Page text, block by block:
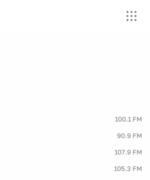
100.1 FM
90.9 FM
107.9 FM
105.3 FM